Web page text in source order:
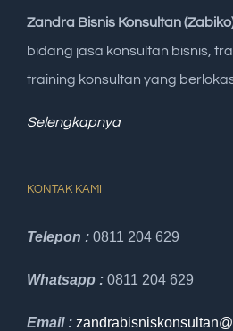
Zandra Bisnis Konsultan
bidang jasa konsultan bisnis,
training konsultan yang
Selengkapnya
KONTAK KAMI
Telepon : 0811 204 629
Whatsapp : 0811 204 629
Email :